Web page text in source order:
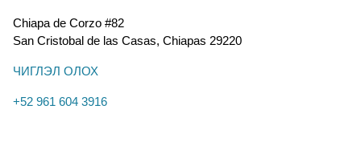
Chiapa de Corzo #82
San Cristobal de las Casas, Chiapas 29220
ЧИГЛЭЛ ОЛОХ
+52 961 604 3916